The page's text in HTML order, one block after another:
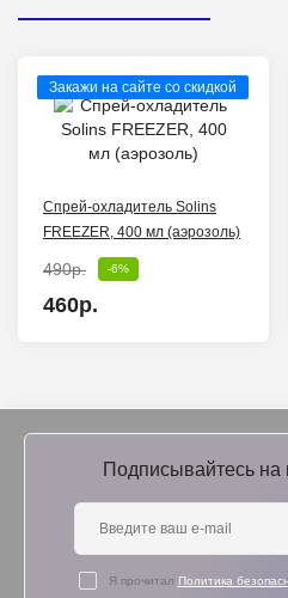
Закажи на сайте со скидкой
Спрей-охладитель Solins
FREEZER, 400 мл (аэрозоль)
490р. -6%
460р.
Подписывайтесь на
Я прочитал Политика